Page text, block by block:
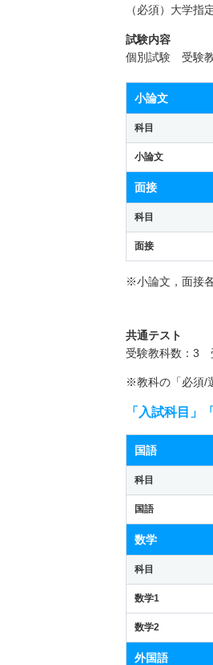
（必須）大学指
試験内容
個別試験 受験
小論文
科目
小論文
面接
科目
面接
※小論文，面接
共通テスト
受験教科数：3
※教科の「必須/
「入試科目」
国語
科目
国語
数学
科目
数学1
数学2
外国語